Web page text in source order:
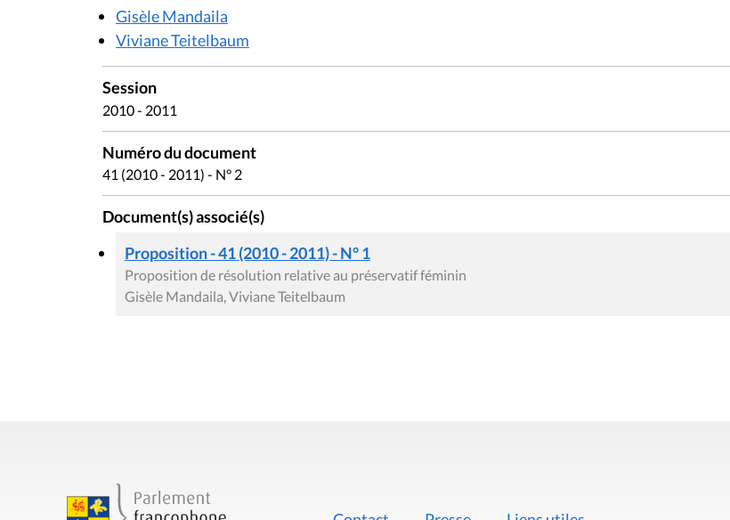
Gisèle Mandaila
Viviane Teitelbaum
Session
2010 - 2011
Numéro du document
41 (2010 - 2011) - N° 2
Document(s) associé(s)
Proposition - 41 (2010 - 2011) - N° 1
Proposition de résolution relative au préservatif féminin
Gisèle Mandaila, Viviane Teitelbaum